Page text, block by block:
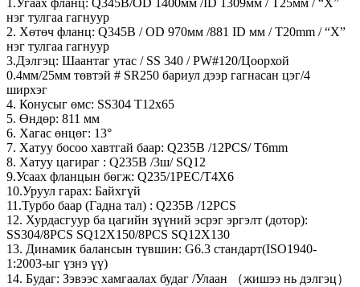
1.Угаах фланц: Q345B/OD 1400мм /ID 1309мм / T25мм / “X”
нэг тулгаа гагнуур
2. Хөтөч фланц: Q345B / OD 970мм /881 ID мм / T20mm / “X”
нэг тулгаа гагнуур
3.Дэлгэц: Шаантаг утас / SS 340 / PW#120/Цоорхой
0.4мм/25мм төвтэй # SR250 бариул дээр гагнасан цэг/4
ширхэг
4. Конусыг өмс: SS304 T12x65
5. Өндөр: 811 мм
6. Хагас өнцөг: 13°
7. Хатуу босоо хавтгай баар: Q235B /12PCS/ T6mm
8. Хатуу цагираг : Q235B /3ш/ SQ12
9.Усаах фланцын бөгж: Q235/1PEC/T4X6
10.Уруул гарах: Байхгүй
11.Турбо баар (Гадна тал) : Q235B /12PCS
12. Хурдасгуур ба цагийн зүүний эсрэг эргэлт (дотор):
SS304/8PCS SQ12X150/8PCS SQ12X130
13. Динамик балансын түвшин: G6.3 стандарт(ISO1940-
1:2003-ыг үзнэ үү)
14. Будаг: Зэвээс хамгаалах будаг /Улаан （жишээ нь дэлгэц）